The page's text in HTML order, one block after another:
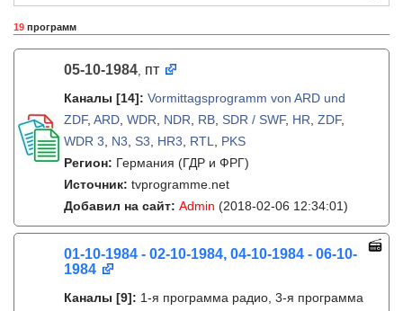
19 программ
05-10-1984, пт
Каналы [14]: Vormittagsprogramm von ARD und
ZDF, ARD WDR NDR RB SDR / SWF, HR ZDF,
WDR 3
N3 S3 HR3 RTL
PKS
Регион: Германия (ГДР и ФРГ)
Источник: tvprogramme.net
Добавил на сайт: Admin (2018-02-06 12:34:01)
01-10-1984 - 02-10-1984, 04-10-1984 - 06-10-
1984
Каналы [9]: 1-я программа радио, 3-я программа